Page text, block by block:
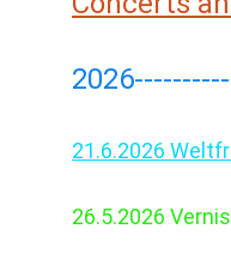
21.6.2026
26.5.2026